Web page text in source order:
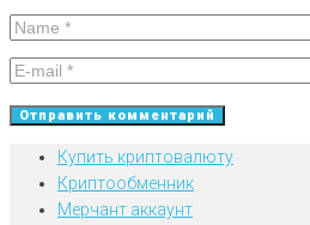
Купить криптовалюту
Криптообменник
Мерчант аккаунт